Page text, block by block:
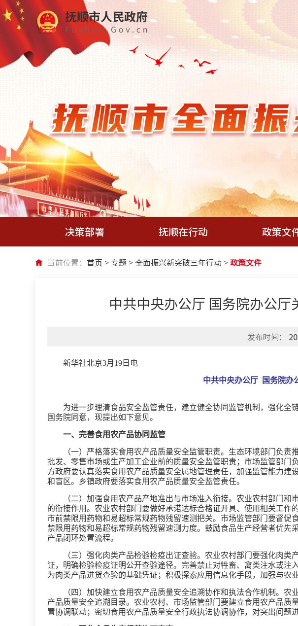
决策部署 抚顺在行动 政策文
当前位置： 首页 > 专题 > 全面振兴新突破三年行动 >政策文件
中共中央办公厅 国务院办公
发布时间：
新华社北京3月19日电
中共中央办公厅 国务院办
为进一步理清食品安全监管责任，建立健全协同监管机制，强化全
国务院同意，现提出如下意见。
一、完善食用农产品协同监管
（一）严格落实食用农产品质量安全监管职责。生态环境部门负
批发、零售市场或生产加工企业前的质量安全监管职责；市场监管部
方政府要认真落实食用农产品质量安全属地管理责任，加强监管能力
和盲区。乡镇政府要落实食用农产品质量安全监管责任。
（二）加强食用农产品产地准出与市场准入衔接。农业农村部门
的衔接作用。农业农村部门要做好承诺达标合格证开具、使用相关工
市前禁限用药物和易超标常规药物残留速测把关。市场监管部门要督
禁限用药物和易超标常规药物残留速测力度。鼓励食品生产经营者优
产品闭环处置流程。
（三）强化肉类产品检验检疫出证查验。农业农村部门要强化肉
证，明确检验检疫证明公开查验途径。完善禁止对牲畜、禽类注水或
为肉类产品进货查验的基础凭证；积极探索应用信息化手段，加强与农
（四）加快建立食用农产品质量安全追溯协作和执法合作机制。
产品质量安全追溯目录。农业农村、市场监管部门要建立食用农产品
置协调联动；密切食用农产品质量安全行政执法协调协作，对突出问题